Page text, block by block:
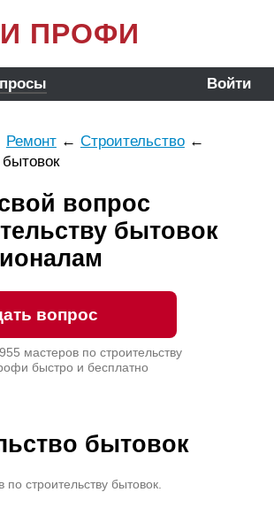
ПРОФИ
Войти
Ремонт← Строительство←
вопрос
бытовок
вопрос
955 мастеров по строительству
быстро и бесплатно
бытовок
строительству бытовок.